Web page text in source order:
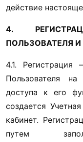
действие
4.
ПОЛЬЗОВАТЕЛЯ
4.1.
Пользователя
доступа к его
создается
кабинет.
путем